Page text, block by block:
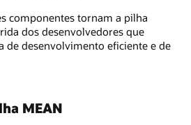
componentes tornam a pilha
dos desenvolvedores que
de desenvolvimento eficiente e de
MEAN